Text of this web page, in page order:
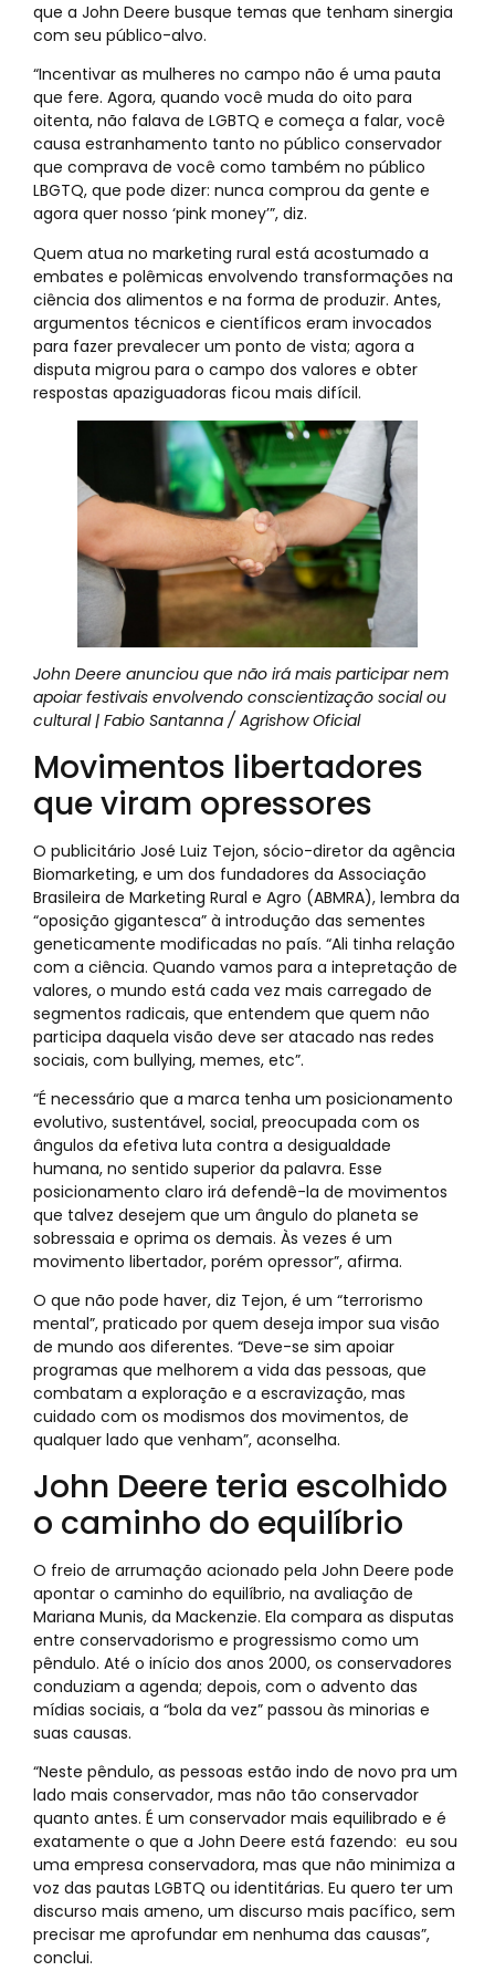
que a John Deere busque temas que tenham sinergia
com seu público-alvo.
“Incentivar as mulheres no campo não é uma pauta
que fere. Agora, quando você muda do oito para
oitenta, não falava de LGBTQ e começa a falar, você
causa estranhamento tanto no público conservador
que comprava de você como também no público
LBGTQ, que pode dizer: nunca comprou da gente e
agora quer nosso ‘pink money’”, diz.
Quem atua no marketing rural está acostumado a
embates e polêmicas envolvendo transformações na
ciência dos alimentos e na forma de produzir. Antes,
argumentos técnicos e científicos eram invocados
para fazer prevalecer um ponto de vista; agora a
disputa migrou para o campo dos valores e obter
respostas apaziguadoras ficou mais difícil.
John Deere anunciou que não irá mais participar nem
apoiar festivais envolvendo conscientização social ou
cultural | Fabio Santanna / Agrishow Oficial
Movimentos libertadores
que viram opressores
O publicitário José Luiz Tejon, sócio-diretor da agência
Biomarketing, e um dos fundadores da Associação
Brasileira de Marketing Rural e Agro (ABMRA), lembra da
“oposição gigantesca” à introdução das sementes
geneticamente modificadas no país. “Ali tinha relação
com a ciência. Quando vamos para a intepretação de
valores, o mundo está cada vez mais carregado de
segmentos radicais, que entendem que quem não
participa daquela visão deve ser atacado nas redes
sociais, com bullying, memes, etc”.
“É necessário que a marca tenha um posicionamento
evolutivo, sustentável, social, preocupada com os
ângulos da efetiva luta contra a desigualdade
humana, no sentido superior da palavra. Esse
posicionamento claro irá defendê-la de movimentos
que talvez desejem que um ângulo do planeta se
sobressaia e oprima os demais. Às vezes é um
movimento libertador, porém opressor”, afirma.
O que não pode haver, diz Tejon, é um “terrorismo
mental”, praticado por quem deseja impor sua visão
de mundo aos diferentes. “Deve-se sim apoiar
programas que melhorem a vida das pessoas, que
combatam a exploração e a escravização, mas
cuidado com os modismos dos movimentos, de
qualquer lado que venham”, aconselha.
John Deere teria escolhido
o caminho do equilíbrio
O freio de arrumação acionado pela John Deere pode
apontar o caminho do equilíbrio, na avaliação de
Mariana Munis, da Mackenzie. Ela compara as disputas
entre conservadorismo e progressismo como um
pêndulo. Até o início dos anos 2000, os conservadores
conduziam a agenda; depois, com o advento das
mídias sociais, a “bola da vez” passou às minorias e
suas causas.
“Neste pêndulo, as pessoas estão indo de novo pra um
lado mais conservador, mas não tão conservador
quanto antes. É um conservador mais equilibrado e é
exatamente o que a John Deere está fazendo: eu sou
uma empresa conservadora, mas que não minimiza a
voz das pautas LGBTQ ou identitárias. Eu quero ter um
discurso mais ameno, um discurso mais pacífico, sem
precisar me aprofundar em nenhuma das causas”,
conclui.